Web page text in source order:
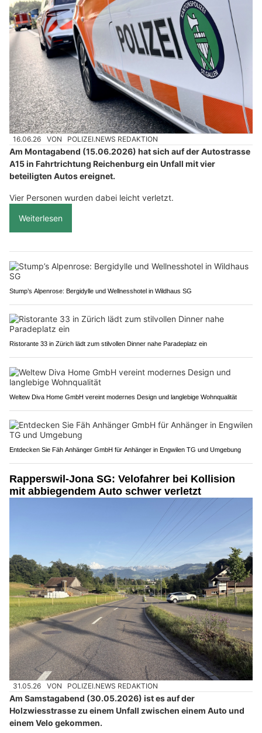
16.06.26 VON POLIZEI.NEWS REDAKTION
Am Montagabend (15.06.2026) hat sich auf der Autostrasse
A15 in Fahrtrichtung Reichenburg ein Unfall mit vier
beteiligten Autos ereignet.
Vier Personen wurden dabei leicht verletzt.
Weiterlesen
Stump’s Alpenrose: Bergidylle und Wellnesshotel in Wildhaus SG
Ristorante 33 in Zürich lädt zum stilvollen Dinner nahe Paradeplatz ein
Weltew Diva Home GmbH vereint modernes Design und langlebige Wohnqualität
Entdecken Sie Fäh Anhänger GmbH für Anhänger in Engwilen TG und Umgebung
Rapperswil-Jona SG: Velofahrer bei Kollision
mit abbiegendem Auto schwer verletzt
31.05.26 VON POLIZEI.NEWS REDAKTION
Am Samstagabend (30.05.2026) ist es auf der
Holzwiesstrasse zu einem Unfall zwischen einem Auto und
einem Velo gekommen.